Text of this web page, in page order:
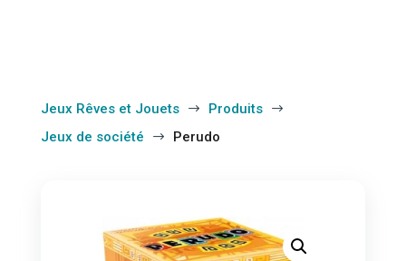
Jeux Rêves et Jouets $ Produits $
Jeux de société $ Perudo